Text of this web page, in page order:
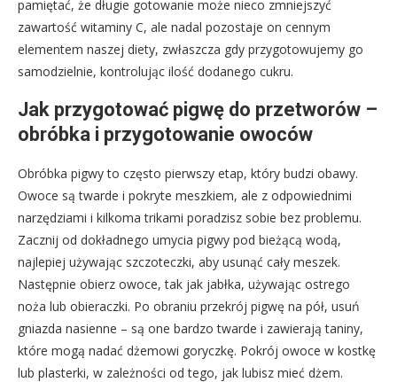
pamiętać, że długie gotowanie może nieco zmniejszyć
zawartość witaminy C, ale nadal pozostaje on cennym
elementem naszej diety, zwłaszcza gdy przygotowujemy go
samodzielnie, kontrolując ilość dodanego cukru.
Jak przygotować pigwę do przetworów –
obróbka i przygotowanie owoców
Obróbka pigwy to często pierwszy etap, który budzi obawy.
Owoce są twarde i pokryte meszkiem, ale z odpowiednimi
narzędziami i kilkoma trikami poradzisz sobie bez problemu.
Zacznij od dokładnego umycia pigwy pod bieżącą wodą,
najlepiej używając szczoteczki, aby usunąć cały meszek.
Następnie obierz owoce, tak jak jabłka, używając ostrego
noża lub obieraczki. Po obraniu przekrój pigwę na pół, usuń
gniazda nasienne – są one bardzo twarde i zawierają taniny,
które mogą nadać dżemowi goryczkę. Pokrój owoce w kostkę
lub plasterki, w zależności od tego, jak lubisz mieć dżem.